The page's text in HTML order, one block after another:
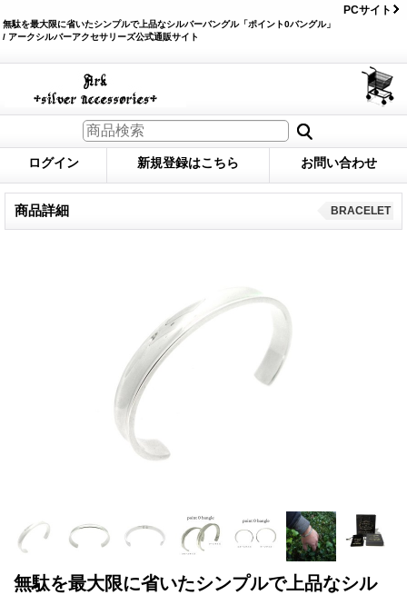
無駄を最大限に省いたシンプルで上品なシルバーバングル「ポイント0バングル」
/ アークシルバーアクセサリーズ公式通販サイト
PCサイト
ログイン 新規登録はこちら お問い合わせ
商品詳細 BRACELET
無駄を最大限に省いたシンプルで上品なシル